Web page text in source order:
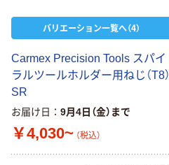
バリエーション一覧へ（4）
Carmex Precision Tool s スパイ
ラ ルツールホルダー用 ねじ （T8）
SR
お届け日 9月4日（金）まで
￥4,030~ （税込）